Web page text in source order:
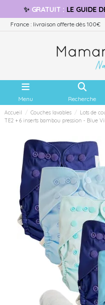
✨ GRATUIT: LE GUIDE
France : livraison offerte dès 100€
Menu Recherche
Accueil Couches lavables Lots de
TE2 + 6 inserts bambou pression - Blue